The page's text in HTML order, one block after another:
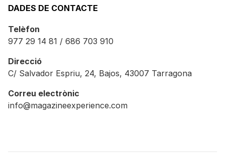
DADES DE CONTACTE
Telèfon
977 29 14 81 / 686 703 910
Direcció
C/ Salvador Espriu, 24, Bajos, 43007 Tarragona
Correu electrònic
info@magazineexperience.com